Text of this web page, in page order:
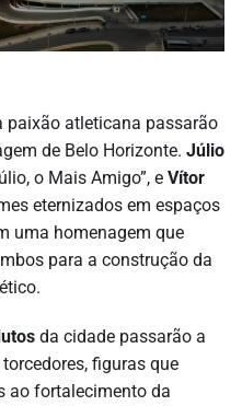
paixão atleticana passarão
de Belo Horizonte. Júlio
o Mais Amigo”, e Vítor
eternizados em espaços
uma homenagem que
para a construção da
da cidade passarão a
figuras que
ao fortalecimento da